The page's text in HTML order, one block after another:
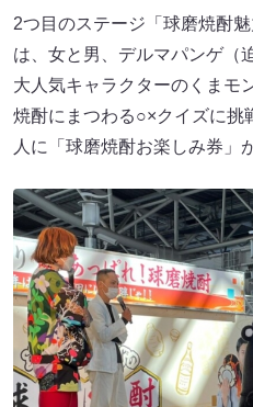
2つ目のステージ「球磨焼酎
は、女と男、デルマパンゲ（
大人気キャラクターのくまモ
焼酎にまつわる○×クイズに挑
人に「球磨焼酎お楽しみ券」